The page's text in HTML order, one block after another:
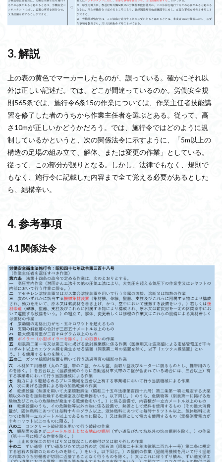
3. 解説
上の表の黄色でマーカーしたものが、誤っている。確かにそれ以
外は正しい記述だ。では、どこが間違っているのか。労働安全規
則565条では、施行令6条15の作業については、作業主任者技能講
習を修了した者のうちから作業主任者を選ぶとある。従って、高
さ10mが正しいかどうかだろう。では、施行令ではどのように規
制しているかというと、次の関係法令に示すように、「5m以上の
構造の足場の組み立て、解体、または変更の作業」としている。
従って、この部分が誤りとなる。しかし、法律でもなく、規則で
もなく、施行令に記載した内容まで全て覚える必要があるとした
ら、結構辛い。
4. 参考事項
4.1 関係法令